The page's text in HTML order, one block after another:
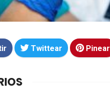
Twittear Pinear